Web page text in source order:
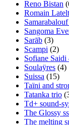
Reno Bistan
Romain
Sangoma
Sarāb (3)
Scampi (2)
Sofiane
Soulaÿres (4)
Suissa (15)
Taïni and
Tatanka trio
Td+ sound-
The Glossy
The melting